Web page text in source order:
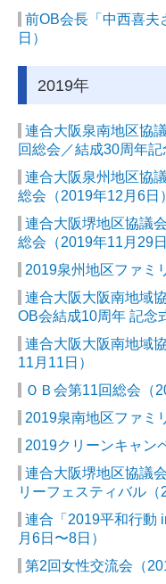
前OB会長「中西喜夫
日）
2019年
連合大阪泉南地区協
回総会／結成30周年
連合大阪泉州地区協
総会（2019年12月6日）
連合大阪堺地区協議
総会（2019年11月29日
2019泉州地区ファミ
連合大阪大阪南地域
OB会結成10周年 記念
連合大阪大阪南地域
11月11日）
ＯＢ会第11回総会（
2019泉南地区ファミ
2019クリーンキャン
連合大阪堺地区協議
リーフェスティバル（
連合「2019平和行
月6日〜8日）
第2回女性交流会（